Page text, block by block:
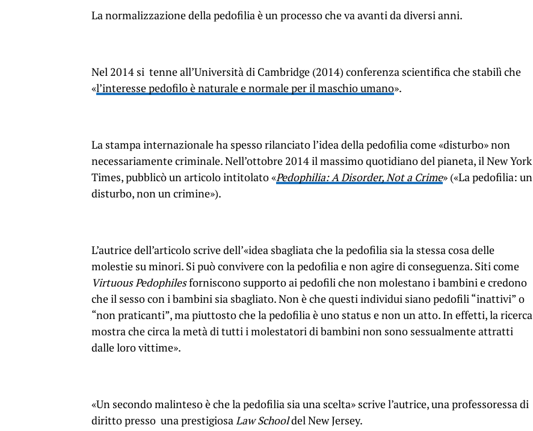
La normalizzazione della pedofilia è un processo che va avanti da diversi anni.
Nel 2014 si tenne all’Università di Cambridge (2014) conferenza scientifica che stabilì che
«l’interesse pedofilo è naturale e normale per il maschio umano».
La stampa internazionale ha spesso rilanciato l’idea della pedofilia come «disturbo» non
necessariamente criminale. Nell’ottobre 2014 il massimo quotidiano del pianeta, il New York
Times, pubblicò un articolo intitolato «Pedophilia: A Disorder, Not a Crime» («La pedofilia: un
disturbo, non un crimine»).
L’autrice dell’articolo scrive dell’«idea sbagliata che la pedofilia sia la stessa cosa delle
molestie su minori. Si può convivere con la pedofilia e non agire di conseguenza. Siti come
Virtuous Pedophilesforniscono supporto ai pedofili che non molestano i bambini e credono
che il sesso con i bambini sia sbagliato. Non è che questi individui siano pedofili “inattivi” o
“non praticanti”, ma piuttosto che la pedofilia è uno status e non un atto. In effetti, la ricerca
mostra che circa la metà di tutti i molestatori di bambini non sono sessualmente attratti
dalle loro vittime».
«Un secondo malinteso è che la pedofilia sia una scelta» scrive l’autrice, una professoressa di
diritto presso una prestigiosaLaw Schooldel New Jersey.